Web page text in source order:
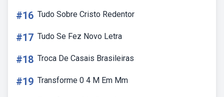
#16 Tudo Sobre Cristo Redentor
#17 Tudo Se Fez Novo Letra
#18 Troca De Casais Brasileiras
#19 Transforme 0 4 M Em Mm